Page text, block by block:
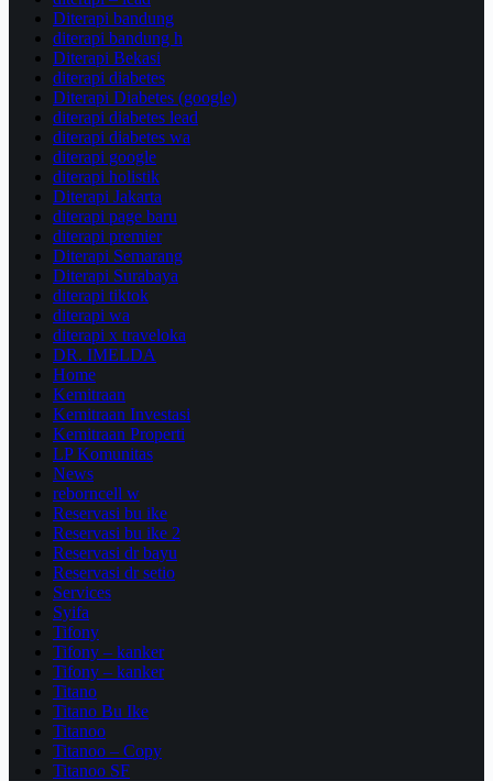
Diterapi bandung
diterapi bandung h
Diterapi Bekasi
diterapi diabetes
Diterapi Diabetes (google)
diterapi diabetes lead
diterapi diabetes wa
diterapi google
diterapi holistik
Diterapi Jakarta
diterapi page baru
diterapi premier
Diterapi Semarang
Diterapi Surabaya
diterapi tiktok
diterapi wa
diterapi x traveloka
DR. IMELDA
Home
Kemitraan
Kemitraan Investasi
Kemitraan Properti
LP Komunitas
News
reborncell w
Reservasi bu ike
Reservasi bu ike 2
Reservasi dr bayu
Reservasi dr setio
Services
Syifa
Tifony
Tifony – kanker
Tifony – kanker
Titano
Titano Bu Ike
Titanoo
Titanoo – Copy
Titanoo SF